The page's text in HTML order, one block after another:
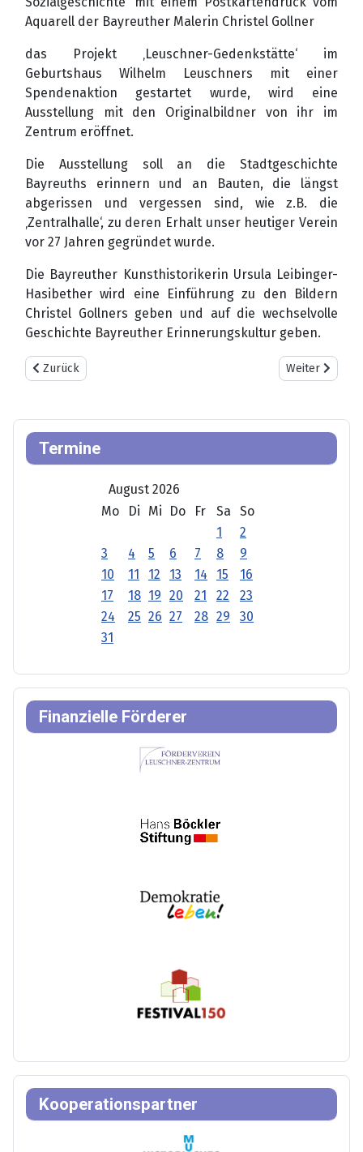
Aquarell der Bayreuther Malerin Christel Gollner
das Projekt ‚Leuschner-Gedenkstätte‘ im
Geburtshaus Wilhelm Leuschners mit einer
Spendenaktion gestartet wurde, wird eine
Ausstellung mit den Originalbildner von ihr im
Zentrum eröffnet.
Die Ausstellung soll an die Stadtgeschichte
Bayreuths erinnern und an Bauten, die längst
abgerissen und vergessen sind, wie z.B. die
‚Zentralhalle‘, zu deren Erhalt unser heutiger Verein
vor 27 Jahren gegründet wurde.
Die Bayreuther Kunsthistorikerin Ursula Leibinger-
Hasibether wird eine Einführung zu den Bildern
Christel Gollners geben und auf die wechselvolle
Geschichte Bayreuther Erinnerungskultur geben.
Vorheriger Beitrag: Corona - Auch wir sind betroffen!
Zurück Nächster
Weiter
Termine
August 2026
Mo
Di Mi Do Fr Sa
So
1
2
3
4 5 6 7 8
9
10
11 12 13 14 15
16
17
18 19 20 21 22
23
24
25 26 27 28 29
30
31
Finanzielle Förderer
Kooperationspartner